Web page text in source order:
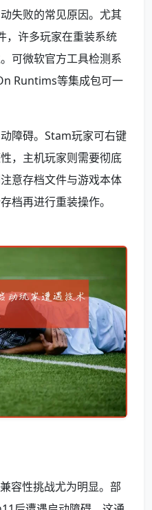
失败的常见原因。尤其
，许多玩家在重装系统
可微软官方工具检测系
Runtims等集成包可一
障碍。Stam玩家可右键
，主机玩家则需要彻底
意存档文件与游戏本体
档再进行重装操作。
容性挑战尤为明显。部